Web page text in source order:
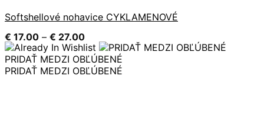
Softshellové nohavice CYKLAMENOVÉ
€ 17.00 – € 27.00Price
range:
€ 17.00
through
€ 27.00
PRIDAŤ MEDZI OBĽÚBENÉ
PRIDAŤ MEDZI OBĽÚBENÉ